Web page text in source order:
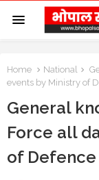
Home National
events by Ministry of
General
Force all
of Defence